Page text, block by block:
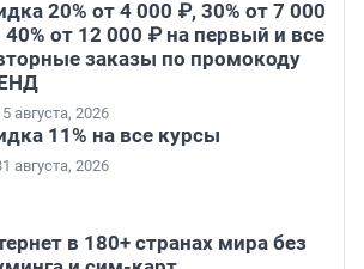
20% от 4 000 ₽, 30% от 7 000
40% от 12 000 ₽ на первый и все
заказы по промокоду
августа, 2026
11% на все курсы
августа, 2026
в 180+ странах мира без